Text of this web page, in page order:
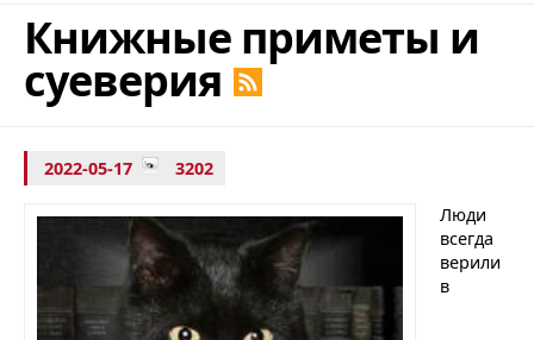
Книжные приметы и
суеверия
2022-05-17 3202
Люди
всегда
верили
в